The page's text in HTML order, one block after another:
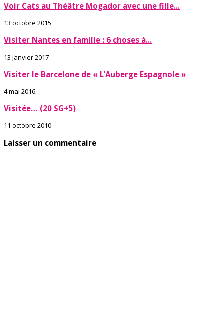
Voir Cats au Théâtre Mogador avec une fille...
13 octobre 2015
Visiter Nantes en famille : 6 choses à...
13 janvier 2017
Visiter le Barcelone de « L’Auberge Espagnole »
4 mai 2016
Visitée… (20 SG+5)
11 octobre 2010
Laisser un commentaire